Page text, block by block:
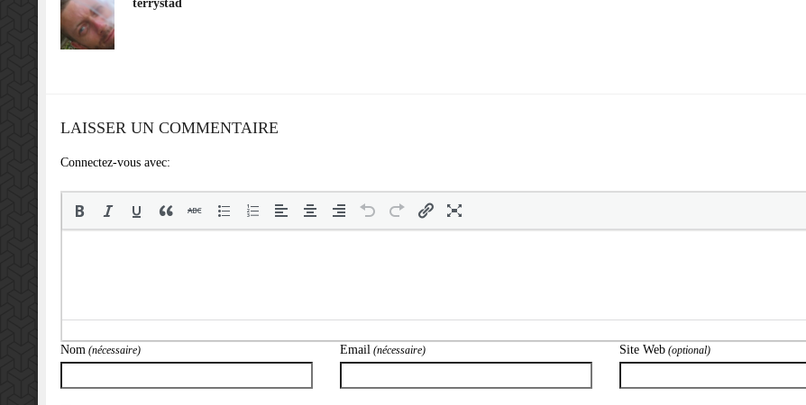
terrystad
LAISSER UN COMMENTAIRE
Connectez-vous avec:
Nom(nécessaire) Email(nécessaire) Site Web(optional)